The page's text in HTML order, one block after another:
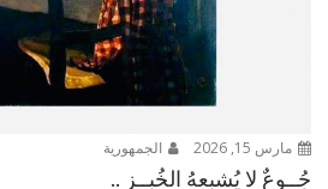
مارس 15, 2026 الجمهورية
جُــوعٌ لا يُشبِعهُ الخُبــز ..